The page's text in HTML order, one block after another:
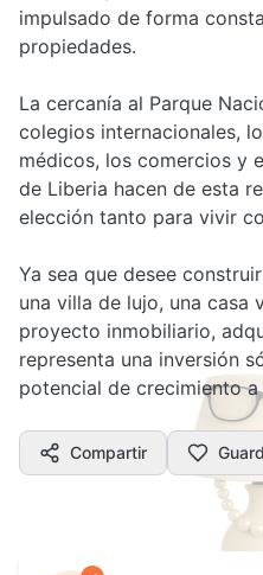
impulsado de forma
propiedades.
La cercanía al Parque
colegios internacionales,
médicos, los comercios y
de Liberia hacen de esta
elección tanto para vivir
Ya sea que desee
una villa de lujo, una casa
proyecto inmobiliario,
representa una inversión
potencial de crecimiento
Compartir